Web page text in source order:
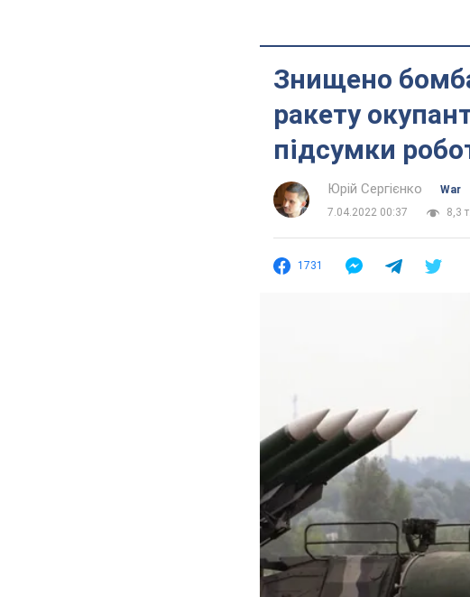
Знищено
ракету
підсумки
Юрій Сергієнко
War
7.04.2022 00:37
8,3 т.
1731